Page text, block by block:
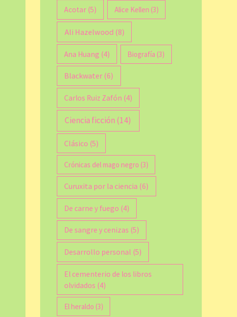
Acotar (5) Alice Kellen (3)
Ali Hazelwood (8)
Ana Huang (4) Biografía (3)
Blackwater (6)
Carlos Ruiz Zafón (4)
Ciencia ficción (14)
Clásico (5)
Crónicas del mago negro (3)
Curuxita por la ciencia (6)
De carne y fuego (4)
De sangre y cenizas (5)
Desarrollo personal (5)
El cementerio de los libros
olvidados (4)
El heraldo (3)